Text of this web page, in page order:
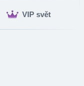
VIP svět